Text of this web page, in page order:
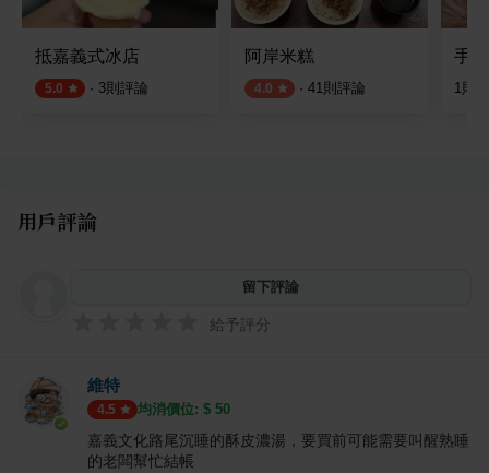
抵嘉義式冰店
5.0 · 3則評論
阿岸米糕
4.0 · 41則評論
手
1則
用戶評論
留下評論
給予評分
維特
4.5 均消價位: $ 50
嘉義文化路尾沉睡的酥皮濃湯，要買前可能需要叫醒熟睡
的老闆幫忙結帳